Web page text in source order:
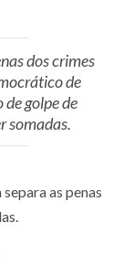
dos crimes
de
de golpe de
somadas.
as penas